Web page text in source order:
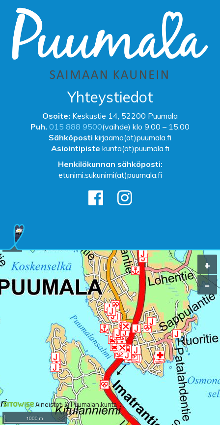
Yhteystiedot
Osoite: Keskustie 14, 52200 Puumala
Puh. 015 888 9500(vaihde) klo 9.00 – 15.00
Sähköposti kirjaamo(at)puumala.fi
Asiointipiste kunta(at)puumala.fi
Henkilökunnan sähköposti:
etunimi.sukunimi(at)puumala.fi